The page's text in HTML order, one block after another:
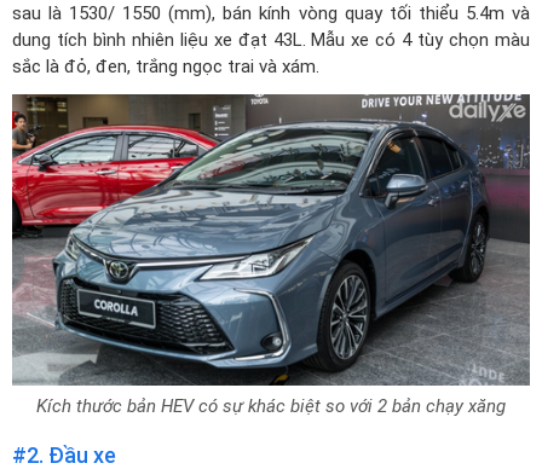
sau là 1530/ 1550 (mm), bán kính vòng quay tối thiểu 5.4m và
dung tích bình nhiên liệu xe đạt 43L. Mẫu xe có 4 tùy chọn màu
sắc là đỏ, đen, trắng ngọc trai và xám.
Kích thước bản HEV có sự khác biệt so với 2 bản chạy xăng
#2. Đầu xe